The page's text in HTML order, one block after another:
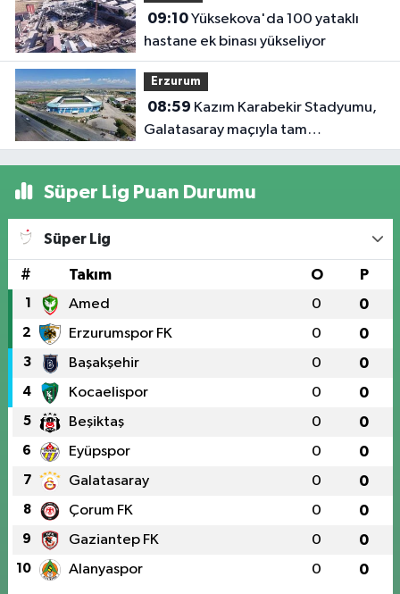
09:10Yüksekova'da 100 yataklı
hastane ek binası yükseliyor
Erzurum
08:59
Galatasaray maçıyla tam
kapasiteyle kapılarını açacak
Süper Lig Puan Durumu
Süper Lig
# Takım O P
1 Amed 0 0
2 Erzurumspor FK 0 0
3 Başakşehir 0 0
4 Kocaelispor 0 0
5 Beşiktaş 0 0
6 Eyüpspor 0 0
7 Galatasaray 0 0
8 Çorum FK 0 0
9 Gaziantep FK 0 0
10 Alanyaspor 0 0